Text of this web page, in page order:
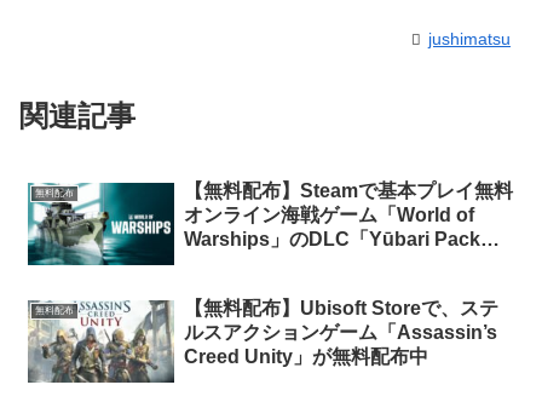
jushimatsu
関連記事
無料配布
【無料配布】Steamで基本プレイ無料
オンライン海戦ゲーム「World of
Warships」のDLC「Yūbari Pack」
無料配布
【無料配布】Ubisoft Storeで、ステ
ルスアクションゲーム「Assassin’s
Creed Unity」が無料配布中